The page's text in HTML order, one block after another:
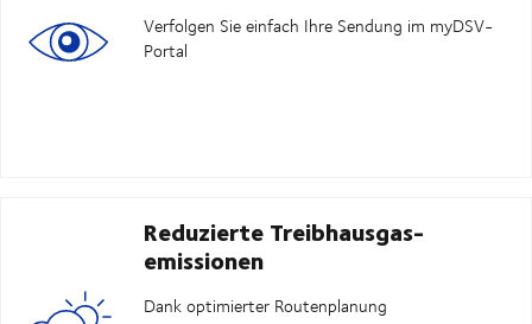
Verfolgen Sie einfach Ihre Sendung im myDSV-
Portal
Reduzierte Treibhausgas-
emissionen
Dank optimierter Routenplanung